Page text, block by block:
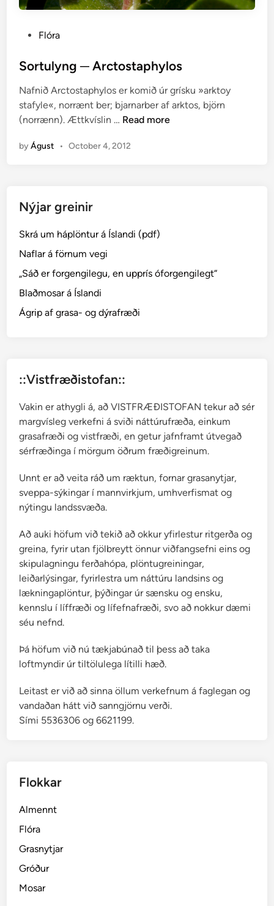
s
e
d
i
Flóra
Sortulyng ─ Arctostaphylos
Nafnið Arctostaphylos er komið úr grísku »arktoy
stafyle«, norrænt ber; bjarnarber af arktos, björn
(norrænn). Ættkvíslin … S
r
g
r
t
p
y
l
o
s
Read more
byÁgust • October 4, 2012
Nýjar greinir
Skrá um háplöntur á Íslandi (pdf)
Naflar á förnum vegi
„Sáð er forgengilegu, en upprís óforgengilegt“
Blaðmosar á Íslandi
Ágrip af grasa- og dýrafræði
::Vistfræðistofan::
Vakin er athygli á, að VISTFRÆÐISTOFAN tekur að sér
margvísleg verkefni á sviði náttúrufræða, einkum
grasafræði og vistfræði, en getur jafnframt útvegað
sérfræðinga í mörgum öðrum fræðigreinum.
Unnt er að veita ráð um ræktun, fornar grasanytjar,
sveppa-sýkingar í mannvirkjum, umhverfismat og
nýtingu landssvæða.
Að auki höfum við tekið að okkur yfirlestur ritgerða og
greina, fyrir utan fjölbreytt önnur viðfangsefni eins og
skipulagningu ferðahópa, plöntugreiningar,
leiðarlýsingar, fyrirlestra um náttúru landsins og
lækningaplöntur, þýðingar úr sænsku og ensku,
kennslu í líffræði og lífefnafræði, svo að nokkur dæmi
séu nefnd.
Þá höfum við nú tækjabúnað til þess að taka
loftmyndir úr tiltölulega lítilli hæð.
Leitast er við að sinna öllum verkefnum á faglegan og
vandaðan hátt við sanngjörnu verði.
Sími 5536306 og 6621199.
Flokkar
Almennt
Flóra
Grasnytjar
Gróður
Mosar